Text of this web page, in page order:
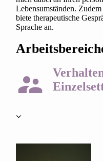
Lebensumständen.
biete therapeutische
Sprache an.